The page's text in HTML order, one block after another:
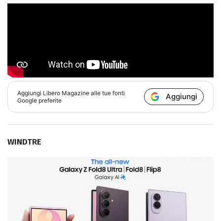
Aggiungi Libero Magazine alle tue fonti
Google preferite
Aggiungi
WINDTRE